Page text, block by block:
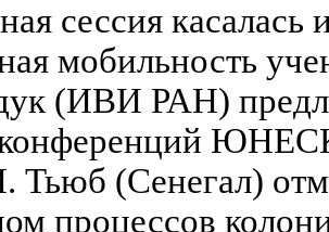
сессия
мобильность
(ИВИ РАН)
Тьюб (Сенегал)
процессов